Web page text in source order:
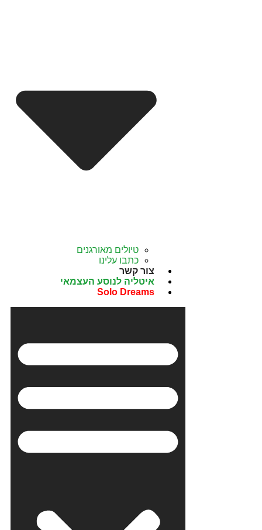
טיולים מאורגנים
כתבו עלינו
צור קשר
איטליה לנוסע העצמאי
Solo Dreams